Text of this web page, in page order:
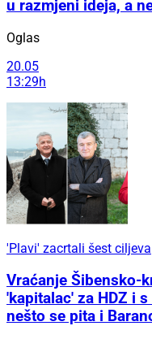
u razmjeni ideja, a
Oglas
20.05
13:29h
'Plavi' zacrtali šest ciljeva
Vraćanje Šibensko-
'kapitalac' za HDZ i
nešto se pita i